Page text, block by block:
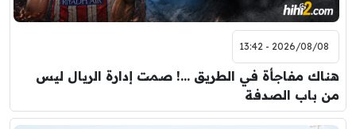
2026/08/08 - 13:42
هناك مفاجأة في الطريق …! صمت إدارة الريال ليس
من باب الصدفة